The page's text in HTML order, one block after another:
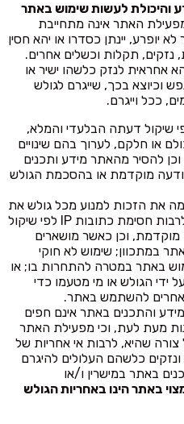
והיכולת לעשות שימוש באתר
האתר אינה מתחייבת
יופרע, יינתן כסדרו או יהא חסין
נזקים, תקלות וכשלים אחרים.
אחראית לנזק כלשהו ישיר או
וכיוצא בכך, שייגרם לגולש
ככל וייגרם.
שיקול דעתה הבלעדי והמלא,
או חלקם, לערוך בהם שינויים
להסיר מהאתר מידע ותכנים
מוקדמת או בהסכמת הגולש
את הזכות למנוע מכל גולש את
השימוש באתר ו/או בחלקו לרבות חסימת כתובות IP לפי שיקול
וכן כאשר מושארים
במתכוון; שימוש לא חוקי
באתר במטרה להתחרות בו; או
הגולש או מי מטעמו כדי
להשתמש באתר.
והתכנים באתר אינם חפים
מעת לעת, וכי מפעילת האתר
שהיא, לרבות אי אחריות של
כלשהם העלולים להיגרם
באתר במישרין ו/או
באתר הינו באחריות הגולש